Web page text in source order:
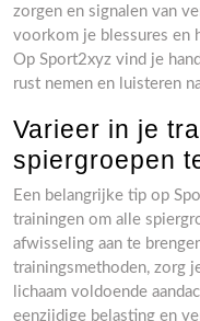
zorgen en signalen van
voorkom je blessures en
Op Sport2xyz vind je
rust nemen en luisteren
Varieer in je
spiergroepen
Een belangrijke tip op
trainingen om alle
afwisseling aan te
trainingsmethoden, zorg
lichaam voldoende
eenzijdige belasting en